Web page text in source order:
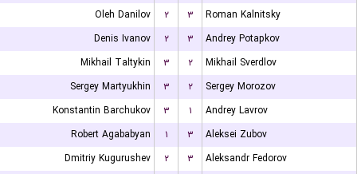
Oleh Danilov
۲ ۳
Roman Kalnitsky
Denis Ivanov
۲ ۳
Andrey Potapkov
Mikhail Taltykin
۳ ۲
Mikhail Sverdlov
Sergey Martyukhin
۳ ۲
Sergey Morozov
Konstantin Barchukov
۳ ۱
Andrey Lavrov
Robert Agababyan
۱ ۳
Aleksei Zubov
Dmitriy Kugurushev
۲ ۳
Aleksandr Fedorov